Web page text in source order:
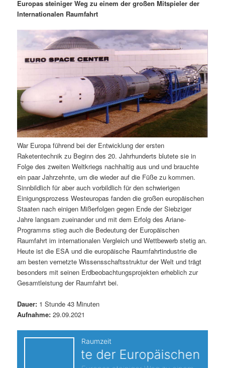
e
n
I
n
h
a
l
t
s
p
r
i
ä
r
e
n
I
n
h
a
l
t
s
p
n
a
o
n
Europas steiniger Weg zu einem der großen Mitspieler der
Internationalen Raumfahrt
War Europa führend bei der Entwicklung der ersten
Raketentechnik zu Beginn des 20. Jahrhunderts blutete sie in
Folge des zweiten Weltkriegs nachhaltig aus und und brauchte
ein paar Jahrzehnte, um die wieder auf die Füße zu kommen.
Sinnbildlich für aber auch vorbildlich für den schwierigen
Einigungsprozess Westeuropas fanden die großen europäischen
Staaten nach einigen Mißerfolgen gegen Ende der Siebziger
Jahre langsam zueinander und mit dem Erfolg des Ariane-
Programms stieg auch die Bedeutung der Europäischen
Raumfahrt im internationalen Vergleich und Wettbewerb stetig an.
Heute ist die ESA und die europäische Raumfahrtindustrie die
am besten vernetzte Wissensschaftsstruktur der Welt und trägt
besonders mit seinen Erdbeobachtungsprojekten erheblich zur
Gesamtleistung der Raumfahrt bei.
Dauer: 1 Stunde 43 Minuten
Aufnahme: 29.09.2021